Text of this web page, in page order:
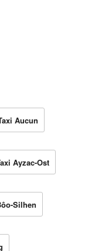
Aucun
Ayzac-Ost
Silhen